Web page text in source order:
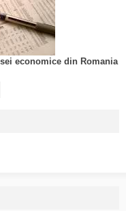
economice din Romania